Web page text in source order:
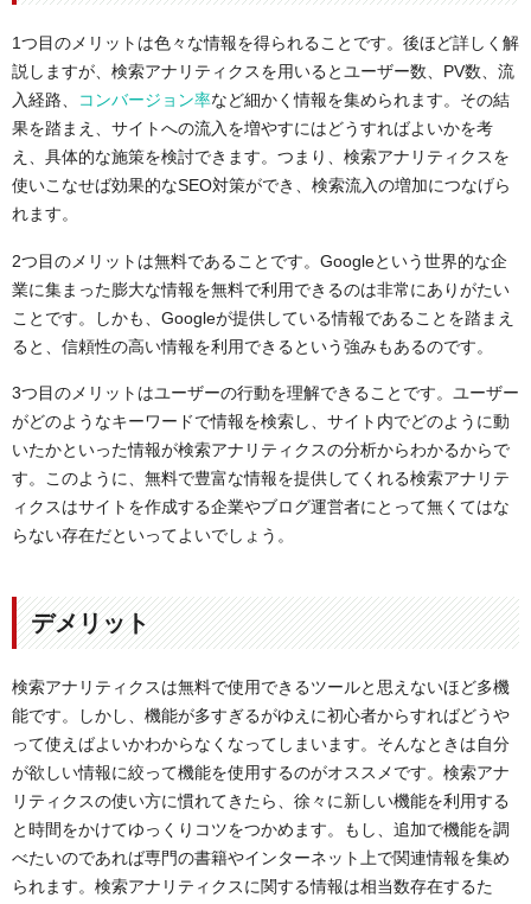
1つ目のメリットは色々な情報を得られることです。後ほど詳しく解
説しますが、検索アナリティクスを用いるとユーザー数、PV数、流
入経路、
コンバージョン率など細かく情報を集められます。その結
果を踏まえ、サイトへの流入を増やすにはどうすればよいかを考
え、具体的な施策を検討できます。つまり、検索アナリティクスを
使いこなせば効果的なSEO対策ができ、検索流入の増加につなげら
れます。
2つ目のメリットは無料であることです。Googleという世界的な企
業に集まった膨大な情報を無料で利用できるのは非常にありがたい
ことです。しかも、Googleが提供している情報であることを踏まえ
ると、信頼性の高い情報を利用できるという強みもあるのです。
3つ目のメリットはユーザーの行動を理解できることです。ユーザー
がどのようなキーワードで情報を検索し、サイト内でどのように動
いたかといった情報が検索アナリティクスの分析からわかるからで
す。このように、無料で豊富な情報を提供してくれる検索アナリテ
ィクスはサイトを作成する企業やブログ運営者にとって無くてはな
らない存在だといってよいでしょう。
デメリット
検索アナリティクスは無料で使用できるツールと思えないほど多機
能です。しかし、機能が多すぎるがゆえに初心者からすればどうや
って使えばよいかわからなくなってしまいます。そんなときは自分
が欲しい情報に絞って機能を使用するのがオススメです。検索アナ
リティクスの使い方に慣れてきたら、徐々に新しい機能を利用する
と時間をかけてゆっくりコツをつかめます。もし、追加で機能を調
べたいのであれば専門の書籍やインターネット上で関連情報を集め
られます。検索アナリティクスに関する情報は相当数存在するた